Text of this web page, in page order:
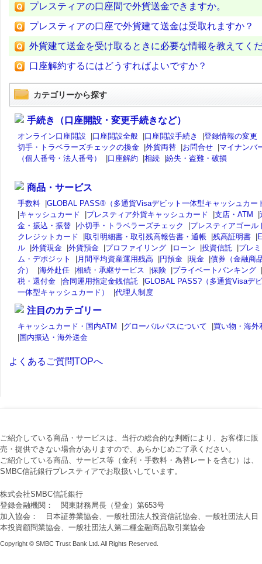
プレスティアの口座間で外貨送金できますか。
プレスティアの口座で外貨建て送金は受取れますか？
外貨建て送金を受け取るときに必要な情報を教えてく
口座解約するにはどうすればよいですか？
カテゴリーから探す
手続き（口座開設・変更手続きなど）
オンライン口座開設 |口座開設全般 |口座開設手続き |登録情報の変更
切手・トラベラーズチェックの換金 |外貨両替 |お問合せ |マイナンバ
（個人番号・法人番号）
|口座解約 |相続 |紛失・盗難・破損
商品・サービス
手数料 |GLOBAL PASS®（多通貨Visaデビット一体型キャッシュカー
|キャッシュカード |プレスティア外貨キャッシュカード |支店・ATM |
金・振込・振替 |小切手・トラベラーズチェック |プレスティアゴール
クレジットカード
|取引明細書・取引残高報告書・通帳 |残高証明書 |
ル |外貨現金 |外貨預金 |プロファイリング |ローン |投資信託 |プレ
ム・デポジット
| 月間平均資産運用残高 |円預金 |現金 |債券（金融商
介）
|海外赴任 |相続・承継サービス |保険 |プライベートバンキング |
税・還付金 |合同運用指定金銭信託 |GLOBAL PASS?（多通貨Visaデ
一体型キャッシュカード）
|代理人制度
注目のカテゴリー
キャッシュカード・国内ATM |グローバルパスについて |買い物・海外
|国内振込・海外送金
よくあるご質問TOPへ
ご紹介している商品・サービスは、当行の総合的な判断により、お客様に販
売・提供できない場合がありますので、あらかじめご了承ください。
ご紹介している商品、サービス等（金利・手数料・為替レートを含む）は、
SMBC信託銀行プレスティアでお取扱いしています。
株式会社SMBC信託銀行
登録金融機関： 関東財務局長（登金）第653号
加入協会： 日本証券業協会、一般社団法人投資信託協会、一般社団法人日
本投資顧問業協会、一般社団法人第二種金融商品取引業協会
Copyright © SMBC Trust Bank Ltd. All Rights Reserved.